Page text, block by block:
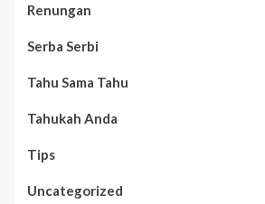
Renungan
Serba Serbi
Tahu Sama Tahu
Tahukah Anda
Tips
Uncategorized